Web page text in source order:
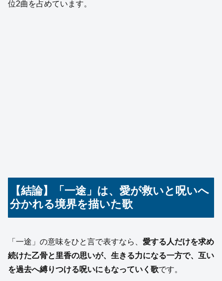
位2曲を占めています。
【結論】「一途」は、愛が救いと呪いへ
分かれる境界を描いた歌
「一途」の意味をひと言で表すなら、 愛する人だけを求め
続けた乙骨と里香の思いが、生きる力になる一方で、互い
を過去へ縛りつける呪いにもなっていく歌です。